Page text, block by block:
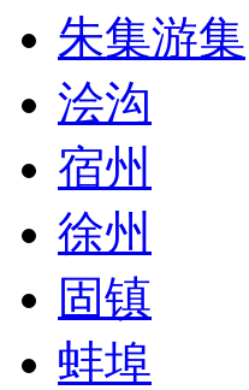
朱集游集
浍沟
宿州
徐州
固镇
蚌埠